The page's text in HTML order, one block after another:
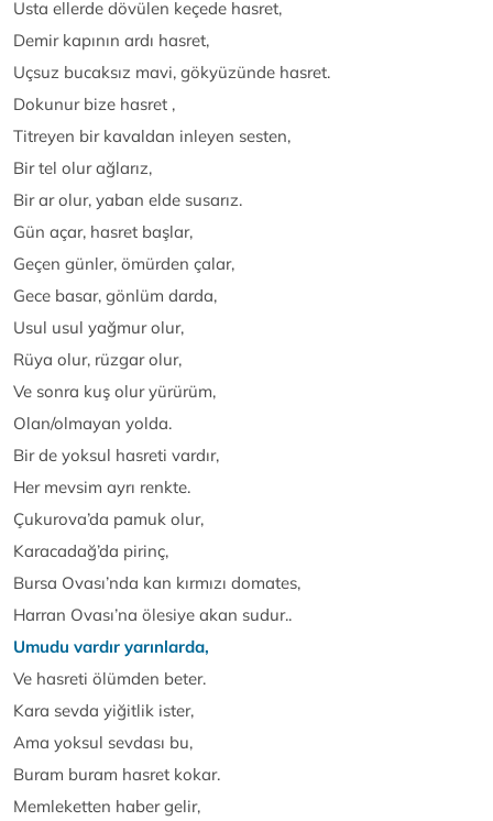
Usta ellerde dövülen keçede hasret,
Demir kapının ardı hasret,
Uçsuz bucaksız mavi, gökyüzünde hasret.
Dokunur bize hasret ,
Titreyen bir kavaldan inleyen sesten,
Bir tel olur ağlarız,
Bir ar olur, yaban elde susarız.
Gün açar, hasret başlar,
Geçen günler, ömürden çalar,
Gece basar, gönlüm darda,
Usul usul yağmur olur,
Rüya olur, rüzgar olur,
Ve sonra kuş olur yürürüm,
Olan/olmayan yolda.
Bir de yoksul hasreti vardır,
Her mevsim ayrı renkte.
Çukurova’da pamuk olur,
Karacadağ’da pirinç,
Bursa Ovası’nda kan kırmızı domates,
Harran Ovası’na ölesiye akan sudur..
Umudu vardır yarınlarda,
Ve hasreti ölümden beter.
Kara sevda yiğitlik ister,
Ama yoksul sevdası bu,
Buram buram hasret kokar.
Memleketten haber gelir,